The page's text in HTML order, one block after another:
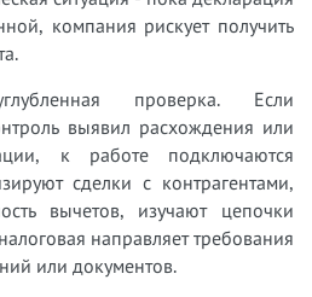
компания рискует получить
проверка. Если
выявил расхождения или
к работе подключаются
сделки с контрагентами,
вычетов, изучают цепочки
направляет требования
или документов.